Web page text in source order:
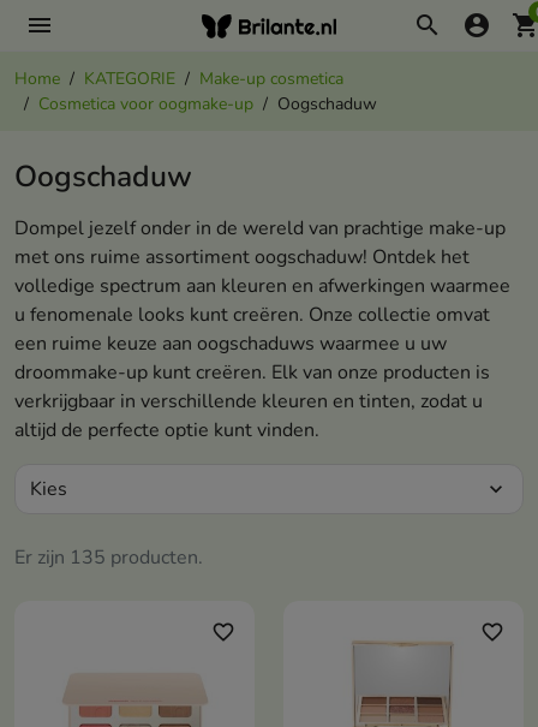
menu search account_circle
Home KATEGORIE
Make-up cosmetica
Cosmetica voor oogmake-up
Oogschaduw
Oogschaduw
Dompel jezelf onder in de wereld van prachtige make-up
met ons ruime assortiment oogschaduw! Ontdek het
volledige spectrum aan kleuren en afwerkingen waarmee
u fenomenale looks kunt creëren. Onze collectie omvat
een ruime keuze aan oogschaduws waarmee u uw
droommake-up kunt creëren. Elk van onze producten is
verkrijgbaar in verschillende kleuren en tinten, zodat u
altijd de perfecte optie kunt vinden.
Er zijn 135 producten.
Kies expand_more
favorite_border favorite_border